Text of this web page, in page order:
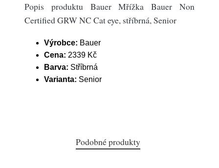
Popis produktu Bauer Mřížka Bauer Non
Certified GRW NC Cat eye, stříbrná, Senior
Výrobce: Bauer
Cena: 2339 Kč
Barva: Stříbrná
Varianta: Senior
Podobné produkty